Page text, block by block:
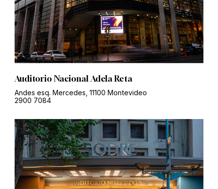
Auditorio Nacional Adela Reta
Andes esq. Mercedes, 11100 Montevideo
2900 7084